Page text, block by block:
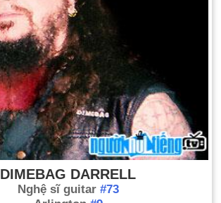
DIMEBAG DARRELL
Nghệ sĩ guitar #73